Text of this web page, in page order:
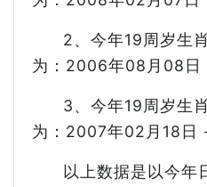
2、今年19周岁生
为：2006年08月08日
3、今年19周岁生
为：2007年02月18日
以上数据是以今年